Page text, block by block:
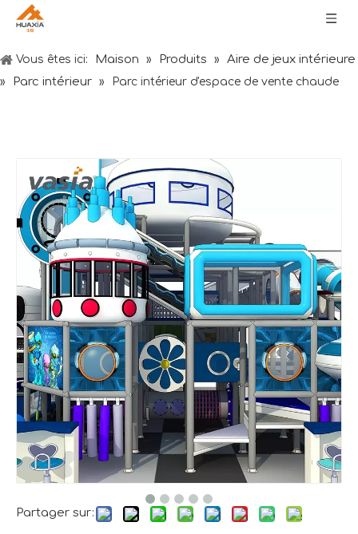
Vous êtes ici: Maison » Produits » Aire de jeux intérieure
» Parc intérieur » Parc intérieur d'espace de vente chaude
Partager sur: